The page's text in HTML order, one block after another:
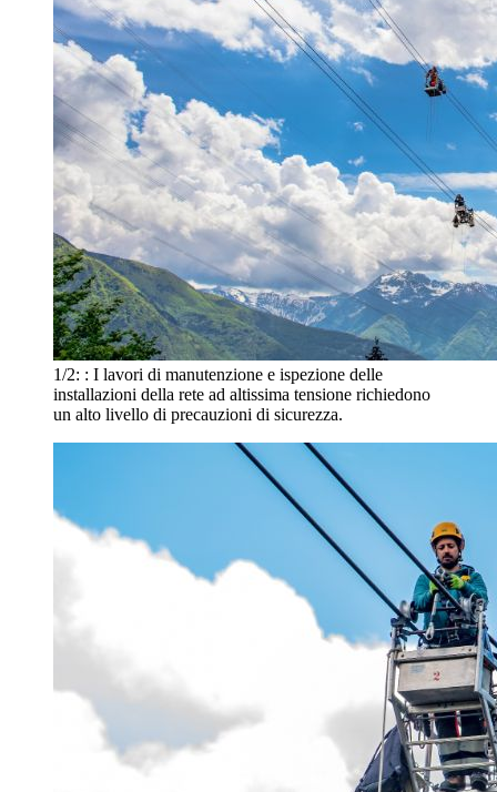
1/2: : I lavori di manutenzione e ispezione delle
installazioni della rete ad altissima tensione richiedono
un alto livello di precauzioni di sicurezza.